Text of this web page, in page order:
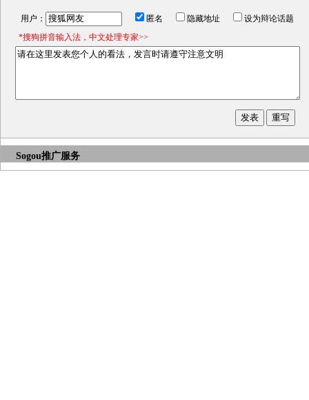
用户： 匿名 隐藏地址
设为辩论话题
*搜狗拼音输入法，中文处理专家>>
Sogou推广服务